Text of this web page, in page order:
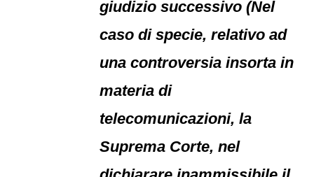
giudizio successivo (Nel
caso di specie, relativo ad
una controversia insorta in
materia di
telecomunicazioni, la
Suprema Corte, nel